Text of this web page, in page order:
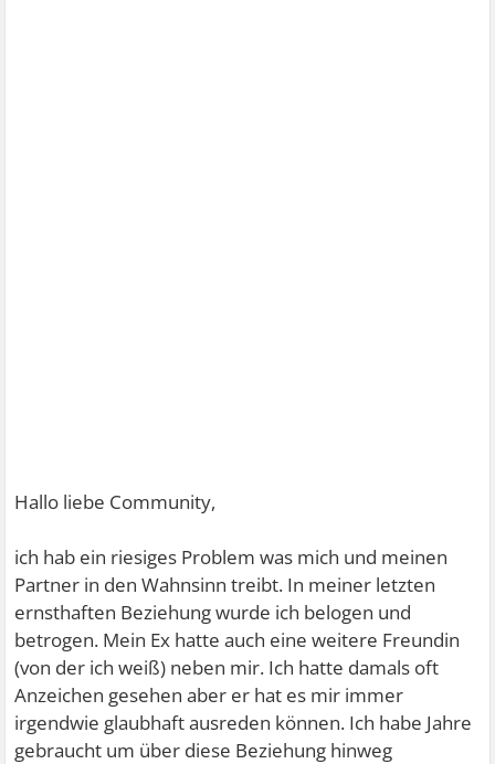
Hallo liebe Community,
ich hab ein riesiges Problem was mich und meinen
Partner in den Wahnsinn treibt. In meiner letzten
ernsthaften Beziehung wurde ich belogen und
betrogen. Mein Ex hatte auch eine weitere Freundin
(von der ich weiß) neben mir. Ich hatte damals oft
Anzeichen gesehen aber er hat es mir immer
irgendwie glaubhaft ausreden können. Ich habe Jahre
gebraucht um über diese Beziehung hinweg